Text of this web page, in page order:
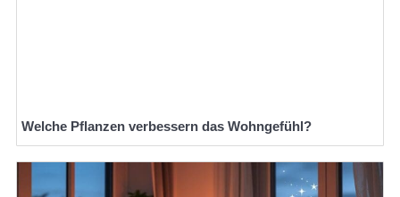
Welche Pflanzen verbessern das Wohngefühl?